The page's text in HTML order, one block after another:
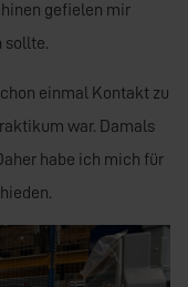
gefielen mir
sollte.
einmal Kontakt zu
war. Damals
habe ich mich für